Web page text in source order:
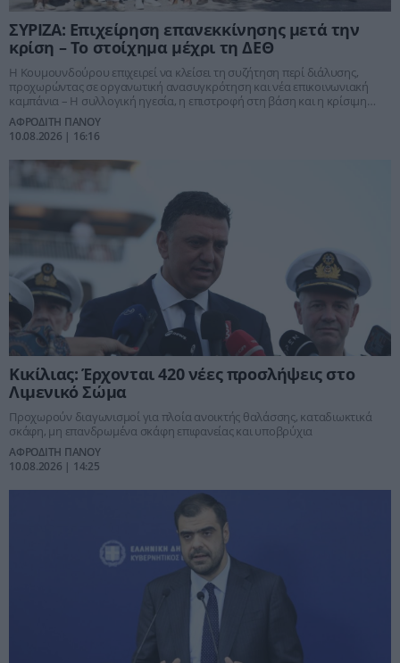
ΣΥΡΙΖΑ: Επιχείρηση επανεκκίνησης μετά την
κρίση – Το στοίχημα μέχρι τη ΔΕΘ
Η Κουμουνδούρου επιχειρεί να κλείσει τη συζήτηση περί διάλυσης,
προχωρώντας σε οργανωτική ανασυγκρότηση και νέα επικοινωνιακή
καμπάνια – Η συλλογική ηγεσία, η επιστροφή στη βάση και η κρίσιμη
δοκιμασία της Θεσσαλονίκης
ΑΦΡΟΔΙΤΗ ΠΑΝΟΥ
10.08.2026 | 16:16
Κικίλιας: Έρχονται 420 νέες προσλήψεις στο
Λιμενικό Σώμα
Προχωρούν διαγωνισμοί για πλοία ανοικτής θαλάσσης, καταδιωκτικά
σκάφη, μη επανδρωμένα σκάφη επιφανείας και υποβρύχια
ΑΦΡΟΔΙΤΗ ΠΑΝΟΥ
10.08.2026 | 14:25